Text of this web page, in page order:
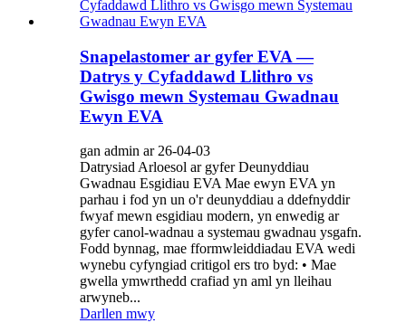
Snapelastomer ar gyfer EVA —
Datrys y Cyfaddawd Llithro vs
Gwisgo mewn Systemau Gwadnau
Ewyn EVA
gan admin ar 26-04-03
Datrysiad Arloesol ar gyfer Deunyddiau
Gwadnau Esgidiau EVA Mae ewyn EVA yn
parhau i fod yn un o'r deunyddiau a ddefnyddir
fwyaf mewn esgidiau modern, yn enwedig ar
gyfer canol-wadnau a systemau gwadnau ysgafn.
Fodd bynnag, mae fformwleiddiadau EVA wedi
wynebu cyfyngiad critigol ers tro byd: • Mae
gwella ymwrthedd crafiad yn aml yn lleihau
arwyneb...
Darllen mwy